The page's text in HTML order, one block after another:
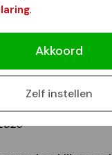
.
Akkoord
Zelf instellen
Gubbels:
Geluk' (11) De
vlaggen van
jouw lichaam je